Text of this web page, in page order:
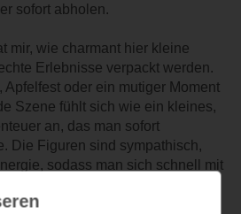
sofort abholen.
mir, wie charmant hier kleine
Erlebnisse verpackt werden.
oder ein mutiger Moment
Szene fühlt sich wie ein kleines,
an, das man sofort
Die Figuren sind sympathisch,
sodass man sich schnell mit